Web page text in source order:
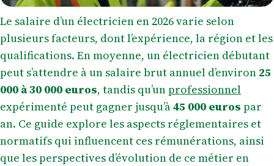
Le salaire d’un électricien en 2026 varie selon
plusieurs facteurs, dont l’expérience, la région et les
qualifications. En moyenne, un électricien débutant
peut s’attendre à un salaire brut annuel d’environ 25
000 à 30 000 euros, tandis qu’unprofessionnel
expérimenté peut gagner jusqu’à45 000 euros par
an. Ce guide explore les aspects réglementaires et
normatifs qui influencent ces rémunérations, ainsi
que les perspectives d’évolution de ce métier en